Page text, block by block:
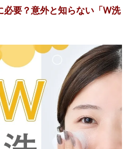
要？意外と知らない「W洗